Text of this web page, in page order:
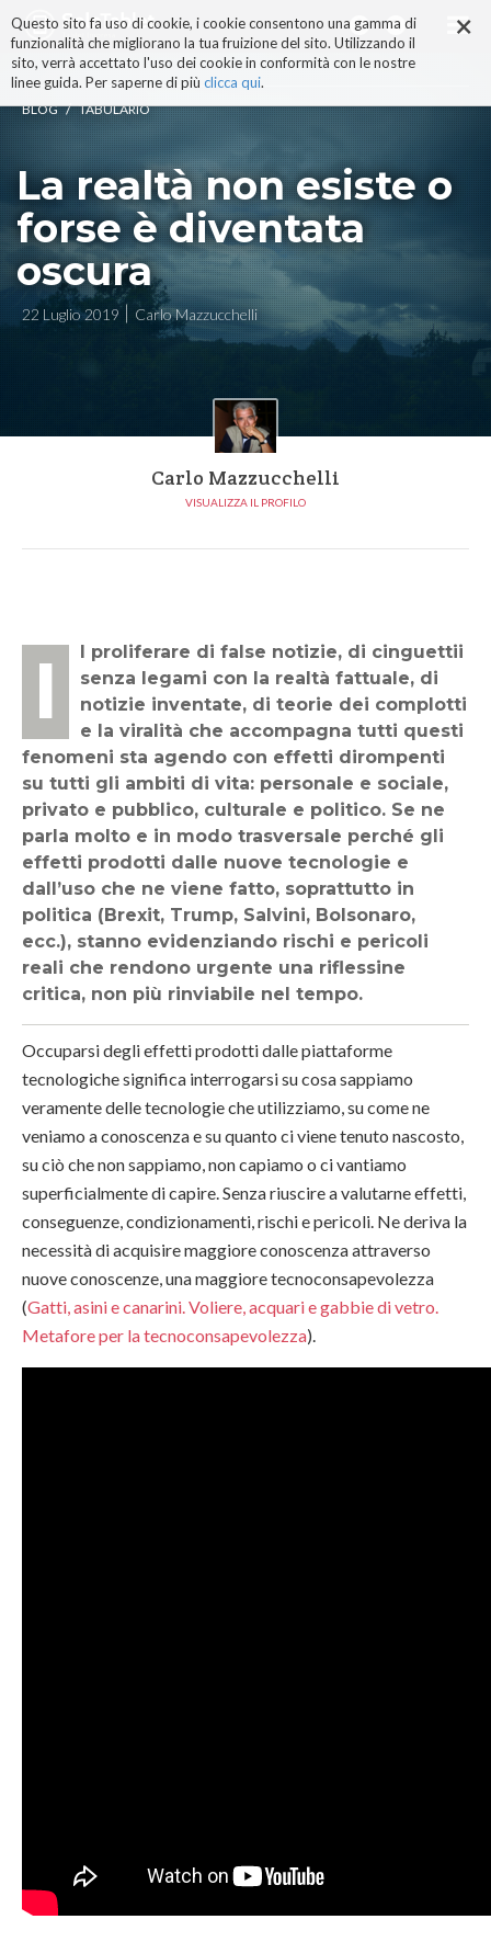
×
Questo sito fa uso di cookie, i cookie consentono una gamma di
funzionalità che migliorano la tua fruizione del sito. Utilizzando il
sito, verrà accettato l'uso dei cookie in conformità con le nostre
linee guida. Per saperne di più clicca qui.
ai
contenuti.
|
alla
navigazione
BLOG / TABULARIO
La realtà non esiste o
forse è diventata
oscura
22 Luglio 2019 Carlo Mazzucchelli
Carlo Mazzucchelli
VISUALIZZA IL PROFILO
Il proliferare di false notizie, di cinguettii
senza legami con la realtà fattuale, di
notizie inventate, di teorie dei complotti
e la viralità che accompagna tutti questi
fenomeni sta agendo con effetti dirompenti
su tutti gli ambiti di vita: personale e sociale,
privato e pubblico, culturale e politico. Se ne
parla molto e in modo trasversale perché gli
effetti prodotti dalle nuove tecnologie e
dall’uso che ne viene fatto, soprattutto in
politica (Brexit, Trump, Salvini, Bolsonaro,
ecc.), stanno evidenziando rischi e pericoli
reali che rendono urgente una riflessine
critica, non più rinviabile nel tempo.
Occuparsi degli effetti prodotti dalle piattaforme
tecnologiche significa interrogarsi su cosa sappiamo
veramente delle tecnologie che utilizziamo, su come ne
veniamo a conoscenza e su quanto ci viene tenuto nascosto,
su ciò che non sappiamo, non capiamo o ci vantiamo
superficialmente di capire. Senza riuscire a valutarne effetti,
conseguenze, condizionamenti, rischi e pericoli. Ne deriva la
necessità di acquisire maggiore conoscenza attraverso
nuove conoscenze, una maggiore tecnoconsapevolezza
(Gatti, asini e canarini. Voliere, acquari e gabbie di vetro.
Metafore per la tecnoconsapevolezza).